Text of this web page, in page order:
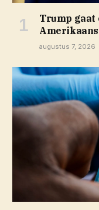
Trump gaat
augustus 7, 2026